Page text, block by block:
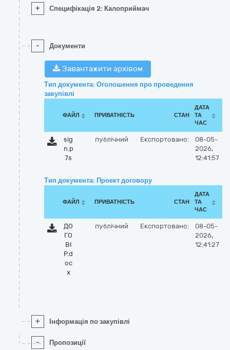
+ Специфікація 2: Калоприймач
- Документи
Завантажити архівом
Тип документа: Оголошення про проведення
закупівлі
ФАЙЛ ПРИВАТНІСТЬ СТАН
ДАТА
ТА
ЧАС
sig
n.p
7s
публічний Експортовано:
08-05-
2026,
12:41:57
Тип документа: Проект договору
ФАЙЛ ПРИВАТНІСТЬ СТАН
ДАТА
ТА
ЧАС
ДО
ГО
ВІ
Р.d
oc
x
публічний Експортовано:
08-05-
2026,
12:41:27
+ Інформація по закупівлі
- Пропозиції